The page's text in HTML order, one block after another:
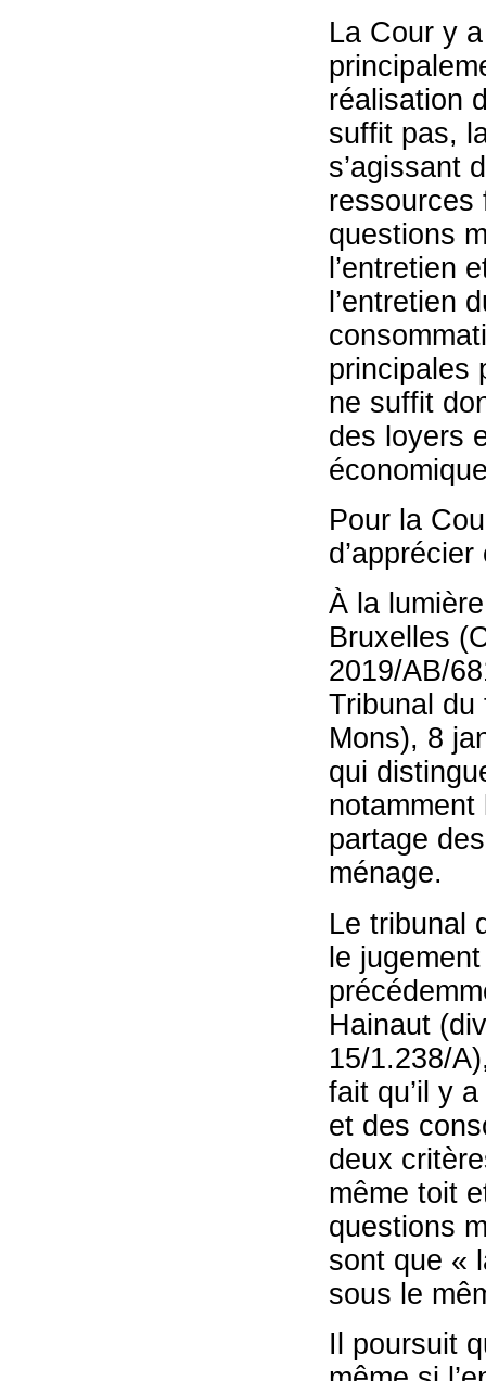
La Cour y
réalisation
suffit pas,
s’agissant
ressources
questions
l’entretien
l’entretien
principales
ne suffit
des loyers
Pour la
À la
Bruxelles
2019/AB/
Tribunal du
Mons), 8
qui
partage
ménage.
Le tribunal
le
Hainaut
15/1.238/
fait qu’il y
et des
deux
même toit
questions
sont que «
sous le
Il poursuit